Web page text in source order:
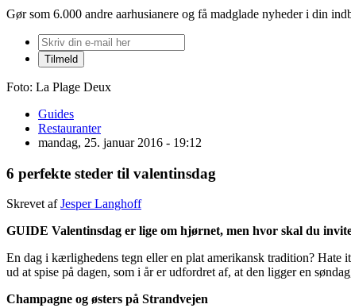
Gør som 6.000 andre aarhusianere og få madglade nyheder i din
Foto: La Plage Deux
Guides
Restauranter
mandag, 25. januar 2016 - 19:12
6 perfekte steder til valentinsdag
Skrevet afJesper Langhoff
GUIDE Valentinsdag er lige om hjørnet, men hvor skal du
En dag i kærlighedens tegn eller en plat amerikansk tradition?
ud at spise på dagen, som i år er udfordret af, at den ligger en
Champagne og østers på Strandvejen